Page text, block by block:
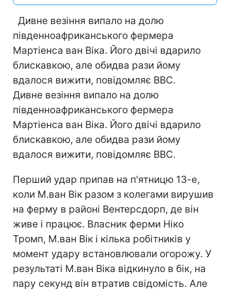
Дивне везіння випало на долю
південноафриканського фермера
Мартіенса ван Віка. Його двічі вдарило
блискавкою, але обидва рази йому
вдалося вижити, повідомляє ВВС.
Дивне везіння випало на долю
південноафриканського фермера
Мартіенса ван Віка. Його двічі вдарило
блискавкою, але обидва рази йому
вдалося вижити, повідомляє ВВС.
Перший удар припав на п'ятницю 13-е,
коли М.ван Вік разом з колегами вирушив
на ферму в районі Вентерсдорп, де він
живе і працює. Власник ферми Ніко
Тромп, М.ван Вік і кілька робітників у
момент удару встановлювали огорожу. У
результаті М.ван Віка відкинуло в бік, на
пару секунд він втратив свідомість. Але